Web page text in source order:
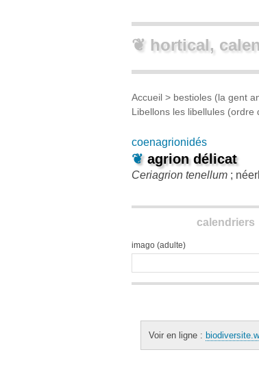
❦ hortical,
Accueil > bestioles (la gent
Libellons les libellules (ordre
coenagrionidés
❦ agrion délicat
Ceriagrion tenellum ;
calendriers
imago (adulte)
Voir en ligne :